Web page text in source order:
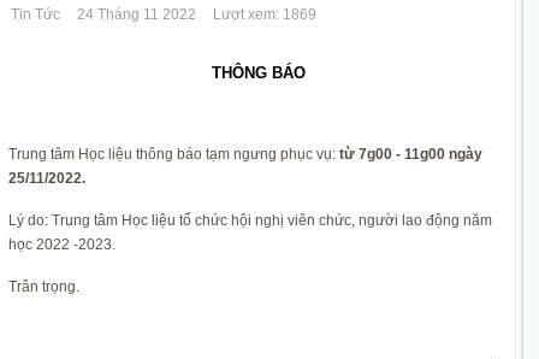
Tin Tức 24 Tháng 11 2022 Lượt xem: 1869
THÔNG BÁO
Trung tâm Học liệu thông báo tạm ngưng phục vụ: từ 7g00 - 11g00 ngày
25/11/2022.
Lý do: Trung tâm Học liệu tổ chức hội nghị viên chức, người lao động năm
học 2022 -2023.
Trân trọng.